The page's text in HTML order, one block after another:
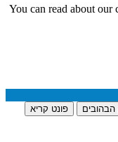
You can read about our
פונט קריא